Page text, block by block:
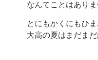
なんてことはあり
とにもかくにもひ
大高の夏はまだま